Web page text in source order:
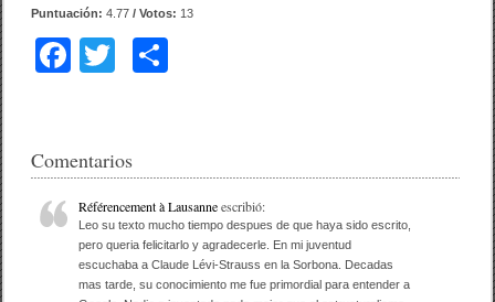
Puntuación:4.77 / Votos: 13
F
e
b
o
o
er
ar
tir
Comentarios
Référencement à Lausanneescribió:
Leo su texto mucho tiempo despues de que haya sido escrito,
pero queria felicitarlo y agradecerle. En mi juventud
escuchaba a Claude Lévi-Strauss en la Sorbona. Decadas
mas tarde, su conocimiento me fue primordial para entender a